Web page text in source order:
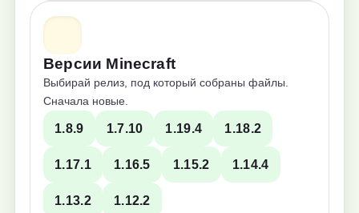
Версии Minecraft
Выбирай релиз, под который собраны файлы.
Сначала новые.
1.8.9 1.7.10 1.19.4 1.18.2
1.17.1 1.16.5 1.15.2 1.14.4
1.13.2 1.12.2